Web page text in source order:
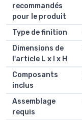
recommandés
pour le produit
Type de finition
Dimensions de
l'article L x l x H
Composants
inclus
Assemblage
requis